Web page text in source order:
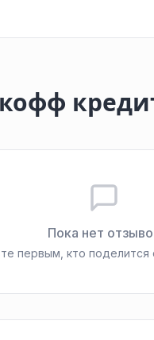
Пока нет
первым, кто поделится